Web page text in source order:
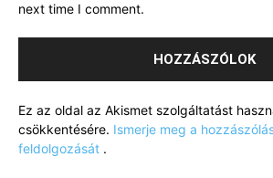
next time I comment.
Ez az oldal az Akismet szolgáltatást
csökkentésére. Ismerje meg a
feldolgozását .